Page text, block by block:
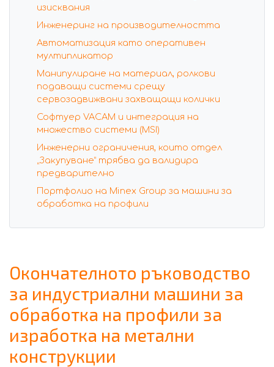
изисквания
Инженеринг на производителността
Автоматизация като оперативен
мултипликатор
Манипулиране на материал, ролкови
подаващи системи срещу
сервозадвижвани захващащи колички
Софтуер VACAM и интеграция на
множество системи (MSI)
Инженерни ограничения, които отдел
„Закупуване“ трябва да валидира
предварително
Портфолио на Minex Group за машини за
обработка на профили
Окончателното ръководство
за индустриални машини за
обработка на профили за
изработка на метални
конструкции